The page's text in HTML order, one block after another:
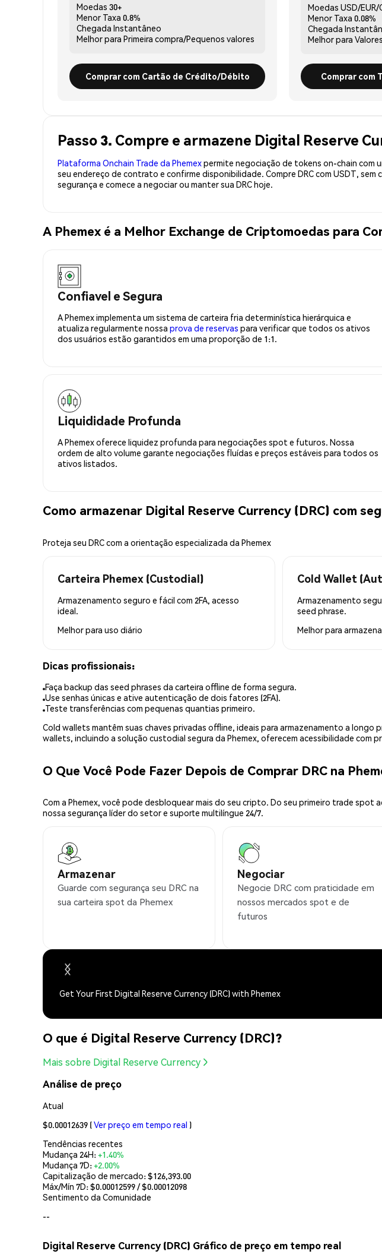
Moedas 30+
Menor Taxa 0.8%
Chegada Instantâneo
Melhor para Primeira compra/Pequenos valores
Comprar com Cartão de Crédito/Débito
Moedas USD/EUR/
Menor Taxa 0.08%
Chegada
Melhor para
Comprar com
Passo 3. Compre e armazene Digital Reserve
Plataforma Onchain Trade da Phemexpermite negociação de tokens on-chain com
seu endereço de contrato e confirme disponibilidade. Compre DRC com USDT, sem
segurança e comece a negociar ou manter sua DRC hoje.
A Phemex é a Melhor Exchange de Criptomoedas para
Confiavel e Segura
A Phemex implementa um sistema de carteira fria determinística hierárquica e
atualiza regularmente nossa prova de reservas para verificar que todos os ativos
dos usuários estão garantidos em uma proporção de 1:1.
Liquididade Profunda
A Phemex oferece liquidez profunda para negociações spot e futuros. Nossa
ordem de alto volume garante negociações fluídas e preços estáveis para todos os
ativos listados.
Como armazenar Digital Reserve Currency (DRC) com
Proteja seu DRC com a orientação especializada da Phemex
Carteira Phemex (Custodial)
Armazenamento seguro e fácil com 2FA, acesso
ideal.
Melhor para uso diário
Cold Wallet
Armazenamento
seed phrase.
Melhor para
Dicas profissionais:
Faça backup das seed phrases da carteira offline de forma segura.
Use senhas únicas e ative autenticação de dois fatores (2FA).
Teste transferências com pequenas quantias primeiro.
Cold wallets mantêm suas chaves privadas offline, ideais para armazenamento a
wallets, incluindo a solução custodial segura da Phemex, oferecem acessibilidade com
O Que Você Pode Fazer Depois de Comprar DRC na
Com a Phemex, você pode desbloquear mais do seu cripto. Do seu primeiro trade
nossa segurança líder do setor e suporte multilíngue 24/7.
Armazenar
Guarde com segurança seu DRC na
sua carteira spot da Phemex
Negociar
Negocie DRC com praticidade em
nossos mercados spot e de
futuros
Get Your First Digital Reserve Currency (DRC) with Phemex
O que é Digital Reserve Currency (DRC)?
Mais sobre Digital Reserve Currency
Análise de preço
Atual
$0.00012639 (Ver preço em tempo real )
Tendências recentes
Mudança 24H:+1.40%
Mudança 7D:+2.00%
Capitalização de mercado:$126,393.00
Máx/Mín 7D: $0.00012599/ $0.00012098
Sentimento da Comunidade
--
Digital Reserve Currency (DRC) Gráfico de preço em tempo real